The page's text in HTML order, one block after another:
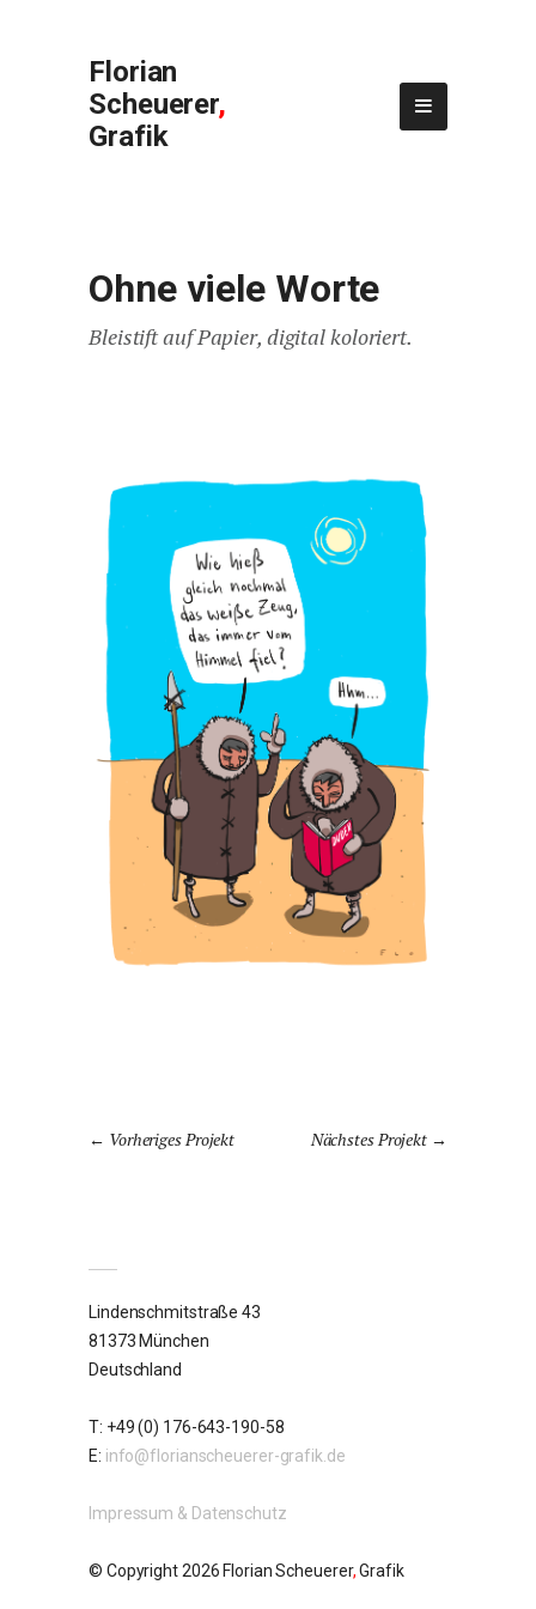
Florian
Scheuerer,
Grafik
Ohne viele Worte
Bleistift auf Papier, digital koloriert.
Vorheriges Projekt Nächstes Projekt
Lindenschmitstraße 43
81373 München
Deutschland
T: +49 (0) 176-643-190-58
E: info@florianscheuerer-grafik.de
Impressum & Datenschutz
© Copyright 2026 Florian Scheuerer,Grafik